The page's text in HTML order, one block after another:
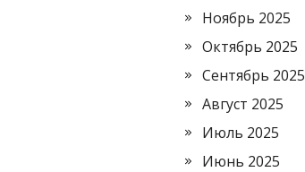
Ноябрь 2025
Октябрь 2025
Сентябрь 2025
Август 2025
Июль 2025
Июнь 2025